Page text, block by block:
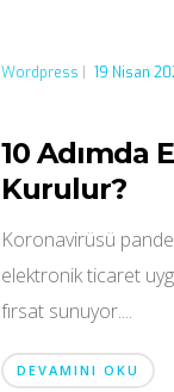
Wordpress 19 Nisan
10 Adımda
Kurulur?
Koronavirüsü
elektronik ticaret
fırsat sunuyor....
DEVAMINI OKU